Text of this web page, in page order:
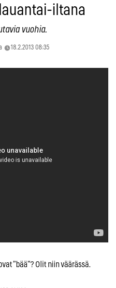
iltana
vuohia.
18.2.2013 08:35
”bää”? Olit niin väärässä.